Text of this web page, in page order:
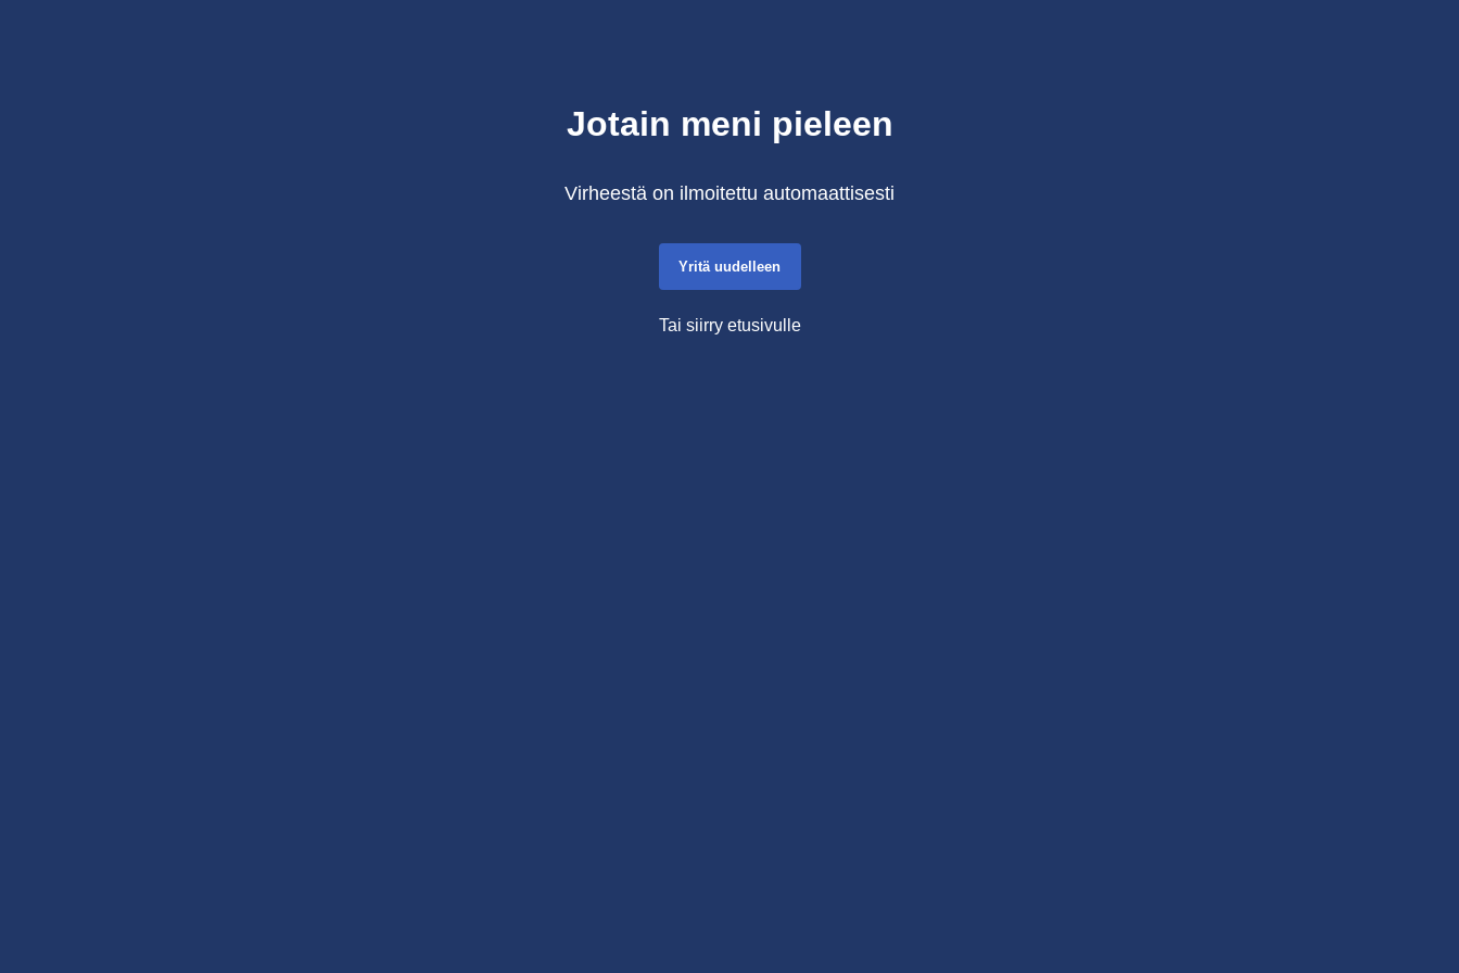
Jotain meni pieleen
Virheestä on ilmoitettu automaattisesti
Yritä uudelleen
Tai siirry etusivulle